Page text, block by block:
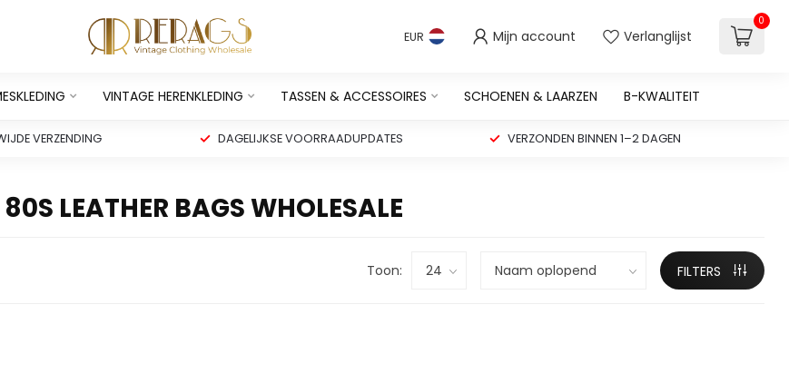
EUR Mijn account Verlanglijst
0
VINTAGE HERENKLEDING TASSEN & ACCESSOIRES SCHOENEN & LAARZEN B-KWALITEIT
VERZENDING DAGELIJKSE VOORRAADUPDATES VERZONDEN BINNEN 1–2 DAGEN
LEATHER BAGS WHOLESALE
Toon: FILTERS